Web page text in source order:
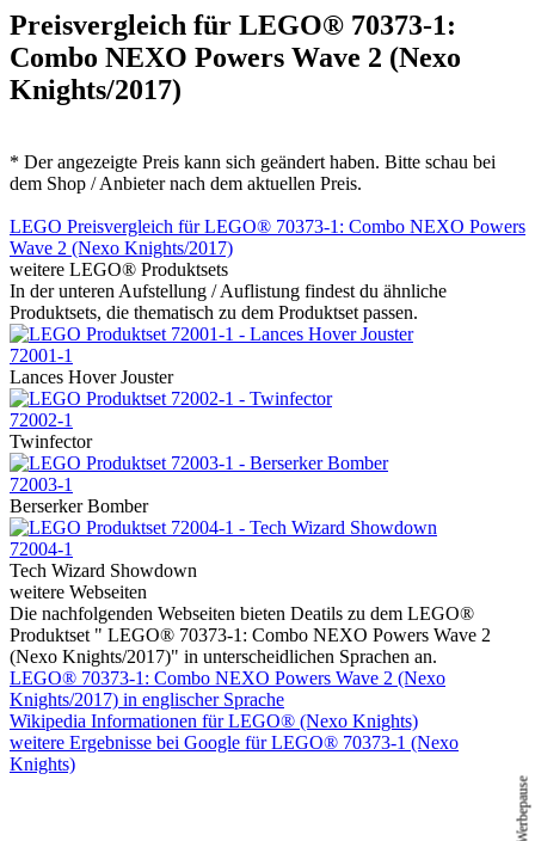
Preisvergleich für LEGO® 70373-1:
Combo NEXO Powers Wave 2 (Nexo
Knights/2017)
* Der angezeigte Preis kann sich geändert haben. Bitte schau bei
dem Shop / Anbieter nach dem aktuellen Preis.
LEGO Preisvergleich für LEGO® 70373-1: Combo NEXO Powers
Wave 2 (Nexo Knights/2017)
weitere LEGO® Produktsets
In der unteren Aufstellung / Auflistung findest du ähnliche
Produktsets, die thematisch zu dem Produktset passen.
72001-1
Lances Hover Jouster
72002-1
Twinfector
72003-1
Berserker Bomber
72004-1
Tech Wizard Showdown
weitere Webseiten
Die nachfolgenden Webseiten bieten Deatils zu dem LEGO®
Produktset " LEGO® 70373-1: Combo NEXO Powers Wave 2
(Nexo Knights/2017)" in unterscheidlichen Sprachen an.
LEGO® 70373-1: Combo NEXO Powers Wave 2 (Nexo
Knights/2017) in englischer Sprache
Wikipedia Informationen für LEGO® (Nexo Knights)
weitere Ergebnisse bei Google für LEGO® 70373-1 (Nexo
Knights)
Werbepause